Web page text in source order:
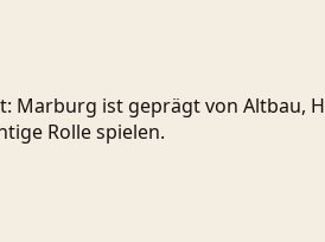
ist geprägt von Altbau,
Rolle spielen.